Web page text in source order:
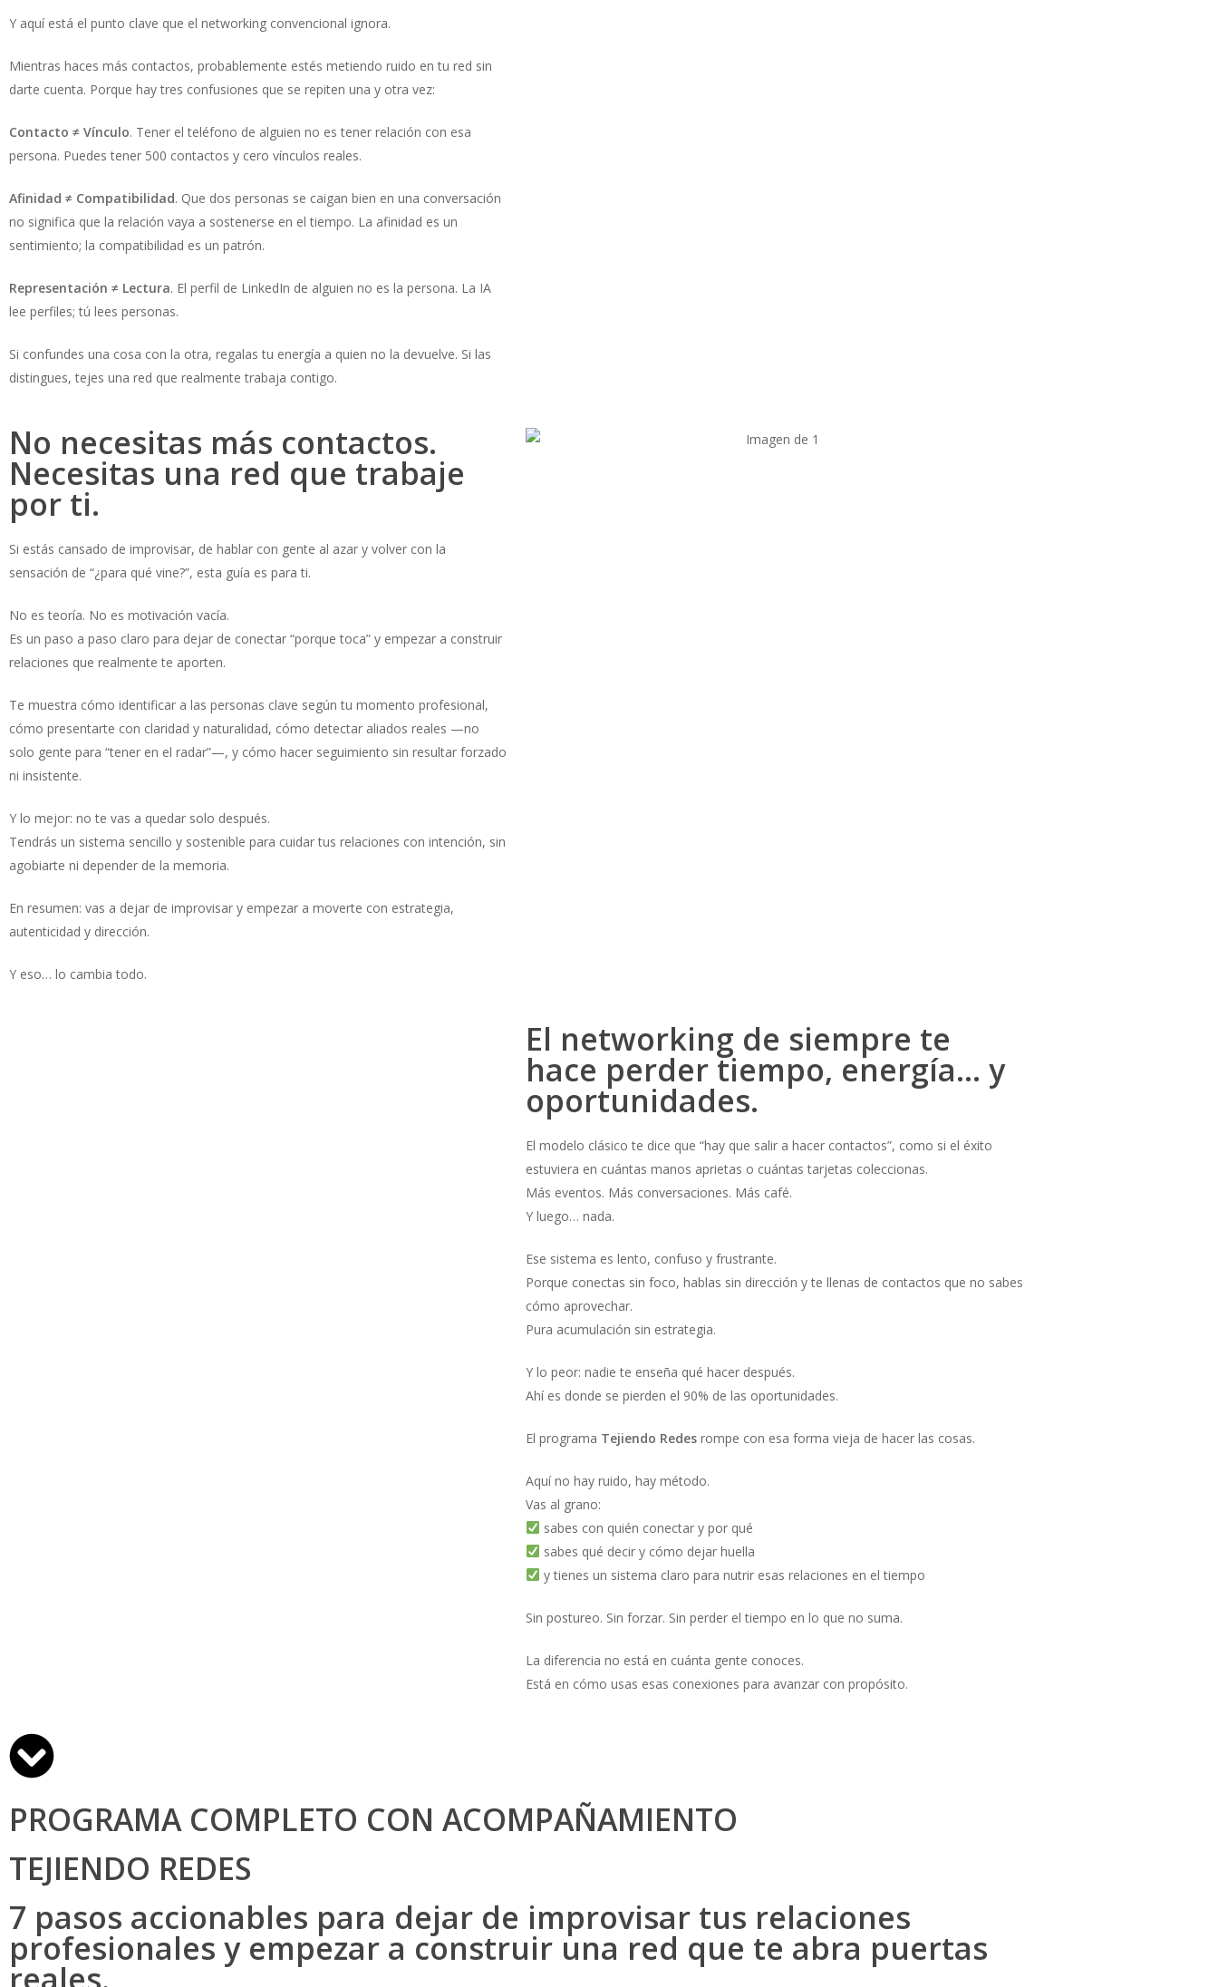
Y aquí está el punto clave que el networking convencional ignora.
Mientras haces más contactos, probablemente estés metiendo ruido en tu red sin
darte cuenta. Porque hay tres confusiones que se repiten una y otra vez:
Contacto ≠ Vínculo. Tener el teléfono de alguien no es tener relación con esa
persona. Puedes tener 500 contactos y cero vínculos reales.
Afinidad ≠ Compatibilidad. Que dos personas se caigan bien en una conversación
no significa que la relación vaya a sostenerse en el tiempo. La afinidad es un
sentimiento; la compatibilidad es un patrón.
Representación ≠ Lectura. El perfil de LinkedIn de alguien no es la persona. La IA
lee perfiles; tú lees personas.
Si confundes una cosa con la otra, regalas tu energía a quien no la devuelve. Si las
distingues, tejes una red que realmente trabaja contigo.
No necesitas más contactos.
Necesitas una red que trabaje
por ti.
Si estás cansado de improvisar, de hablar con gente al azar y volver con la
sensación de “¿para qué vine?”, esta guía es para ti.
No es teoría. No es motivación vacía.
Es un paso a paso claro para dejar de conectar “porque toca” y empezar a construir
relaciones que realmente te aporten.
Te muestra cómo identificar a las personas clave según tu momento profesional,
cómo presentarte con claridad y naturalidad, cómo detectar aliados reales —no
solo gente para “tener en el radar”—, y cómo hacer seguimiento sin resultar forzado
ni insistente.
Y lo mejor: no te vas a quedar solo después.
Tendrás un sistema sencillo y sostenible para cuidar tus relaciones con intención, sin
agobiarte ni depender de la memoria.
En resumen: vas a dejar de improvisar y empezar a moverte con estrategia,
autenticidad y dirección.
Y eso… lo cambia todo.
El networking de siempre te
hace perder tiempo, energía… y
oportunidades.
El modelo clásico te dice que “hay que salir a hacer contactos”, como si el éxito
estuviera en cuántas manos aprietas o cuántas tarjetas coleccionas.
Más eventos. Más conversaciones. Más café.
Y luego… nada.
Ese sistema es lento, confuso y frustrante.
Porque conectas sin foco, hablas sin dirección y te llenas de contactos que no sabes
cómo aprovechar.
Pura acumulación sin estrategia.
Y lo peor: nadie te enseña qué hacer después.
Ahí es donde se pierden el 90% de las oportunidades.
El programa Tejiendo Redes rompe con esa forma vieja de hacer las cosas.
Aquí no hay ruido, hay método.
Vas al grano:
sabes con quién conectar y por qué
sabes qué decir y cómo dejar huella
y tienes un sistema claro para nutrir esas relaciones en el tiempo
Sin postureo. Sin forzar. Sin perder el tiempo en lo que no suma.
La diferencia no está en cuánta gente conoces.
Está en cómo usas esas conexiones para avanzar con propósito.
PROGRAMA COMPLETO CON ACOMPAÑAMIENTO
TEJIENDO REDES
7 pasos accionables para dejar de improvisar tus relaciones
profesionales y empezar a construir una red que te abra puertas